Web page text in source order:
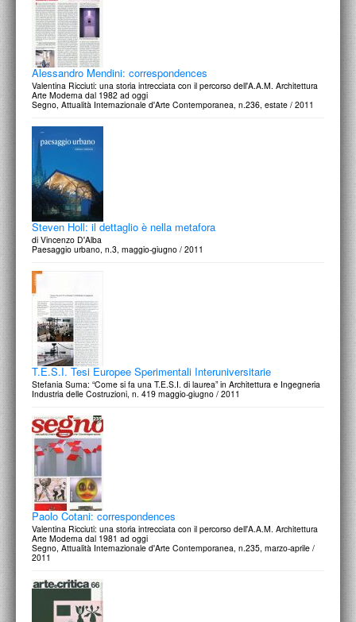
Alessandro Mendini: correspondences
Valentina Ricciuti: una storia intrecciata con il percorso dell'A.A.M. Architettura
Arte Moderna dal 1982 ad oggi
Segno, Attualità Internazionale d'Arte Contemporanea, n.236, estate / 2011
Steven Holl: il dettaglio è nella metafora
di Vincenzo D'Alba
Paesaggio urbano, n.3, maggio-giugno / 2011
T.E.S.I. Tesi Europee Sperimentali Interuniversitarie
Stefania Suma: “Come si fa una T.E.S.I. di laurea” in Architettura e Ingegneria
Industria delle Costruzioni, n. 419 maggio-giugno / 2011
Paolo Cotani: correspondences
Valentina Ricciuti: una storia intrecciata con il percorso dell'A.A.M. Architettura
Arte Moderna dal 1981 ad oggi
Segno, Attualità Internazionale d'Arte Contemporanea, n.235, marzo-aprile /
2011